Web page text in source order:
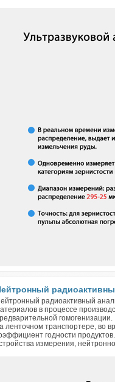
радиоактивный
в процессе
ленточном транспортере, во
годности
измерения,